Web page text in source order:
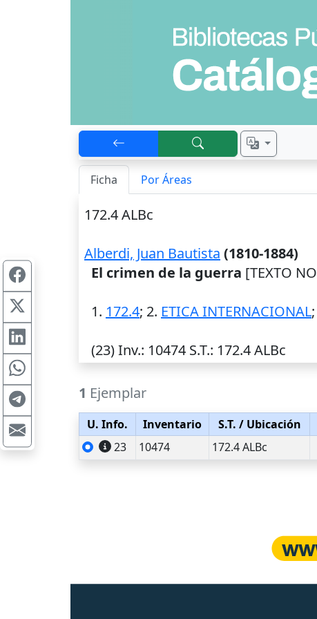
Ficha Por Áreas
172.4 ALBc
Alberdi, Juan Bautista (1810-1884)
El crimen de la guerra [TEXTO
1. 172.4; 2. ETICA INTERNACIONAL
(23)Inv.: 10474 S.T.: 172.4 ALBc
1 Ejemplar
U. Info. Inventario S.T. / Ubicación
23
10474 172.4 ALBc